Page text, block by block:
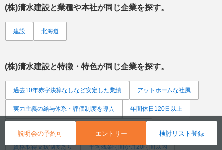
説明会の予約可 エントリー 検討リスト登録
(株)清水建設と業種や本社が同じ企業を探す。
建設 北海道
(株)清水建設と特徴・特色が同じ企業を探す。
過去10年赤字決算なしなど安定した業績 アットホームな社風
実力主義の給与体系・評価制度を導入 年間休日120日以上
資格取得支援制度あり 平均残業時間が月20時間以内